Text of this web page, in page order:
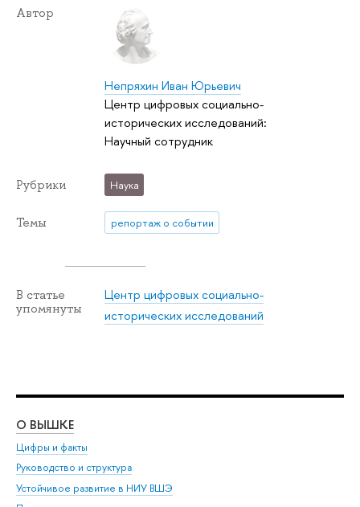
Автор
Непряхин Иван Юрьевич
Центр цифровых социально-
исторических исследований:
Научный сотрудник
Рубрики Наука
Темы репортаж о событии
В статье
упомянуты
Центр цифровых социально-
исторических исследований
О ВЫШКЕ
Цифры и факты
Руководство и структура
Устойчивое развитие в НИУ ВШЭ